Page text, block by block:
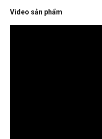
Video sản phẩm